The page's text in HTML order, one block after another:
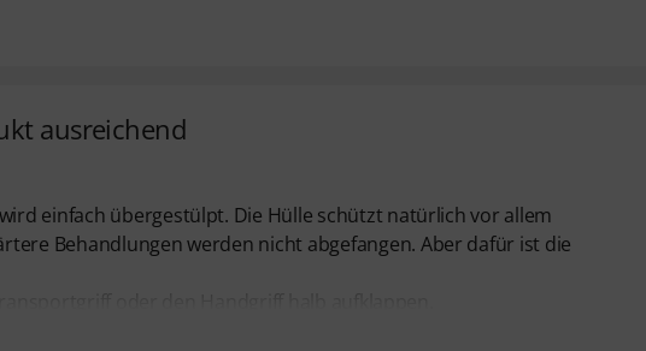
ausreichend
einfach übergestülpt. Die Hülle schützt natürlich vor allem
Behandlungen werden nicht abgefangen. Aber dafür ist die